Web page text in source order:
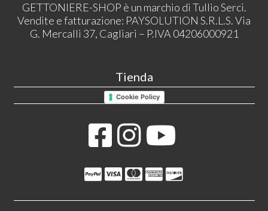
GETTONIERE-SHOP è un marchio di Tullio Serci.
Vendite e fatturazione: PAYSOLUTION S.R.L.S. Via
G. Mercalli 37, Cagliari – P.IVA 04206000921
Tienda
Cookie Policy